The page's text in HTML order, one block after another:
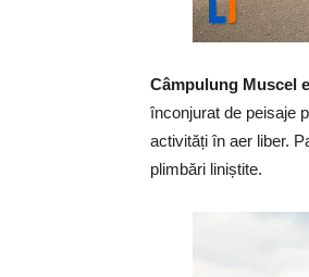
Câmpulung Muscel
înconjurat de peisaje
activități în aer liber.
plimbări liniștite.